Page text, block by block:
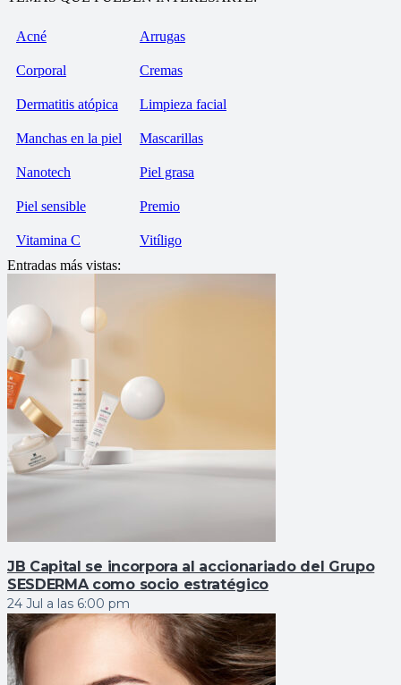
Acné Arrugas
Corporal Cremas
Dermatitis atópica Limpieza facial
Manchas en la piel Mascarillas
Nanotech Piel grasa
Piel sensible Premio
Vitamina C
Vitíligo
Entradas más vistas:
JB Capital se incorpora al accionariado del Grupo
SESDERMA como socio estratégico
24 Jul a las 6:00 pm